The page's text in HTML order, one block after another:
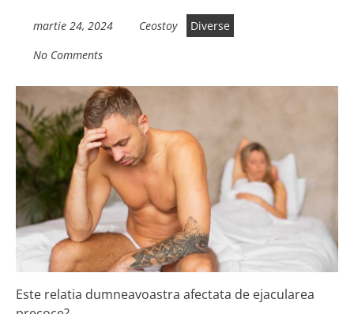
martie 24, 2024 Ceostoy
Diverse
No Comments
Este relatia dumneavoastra afectata de ejacularea